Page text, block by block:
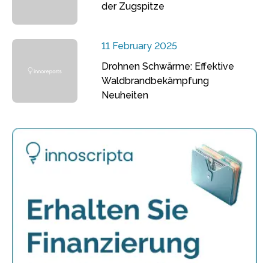
der Zugspitze
11 February 2025
Drohnen Schwärme: Effektive
Waldbrandbekämpfung
Neuheiten